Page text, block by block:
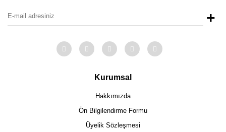
+
Kurumsal
Hakkımızda
Ön Bilgilendirme Formu
Üyelik Sözleşmesi